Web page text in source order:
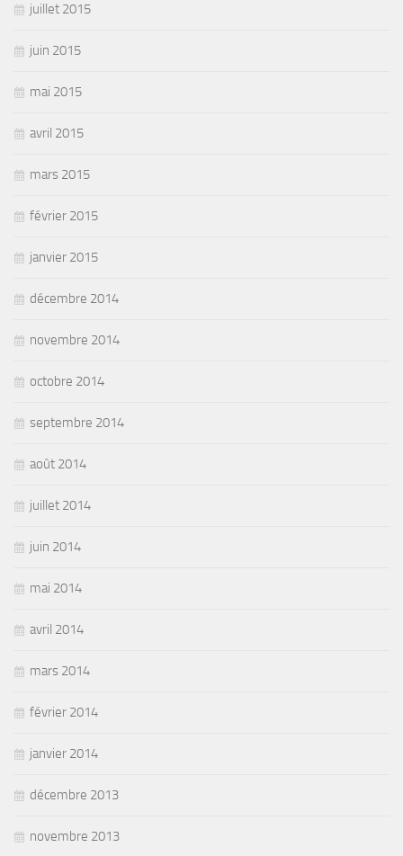
juillet 2015
juin 2015
mai 2015
avril 2015
mars 2015
février 2015
janvier 2015
décembre 2014
novembre 2014
octobre 2014
septembre 2014
août 2014
juillet 2014
juin 2014
mai 2014
avril 2014
mars 2014
février 2014
janvier 2014
décembre 2013
novembre 2013